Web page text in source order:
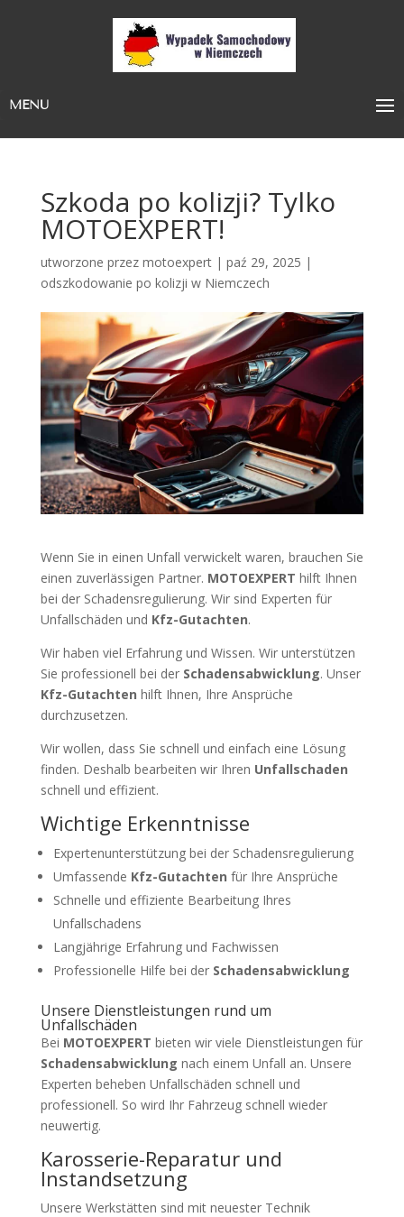
MENU
Szkoda po kolizji? Tylko
MOTOEXPERT!
utworzone przez motoexpert| paź 29, 2025 |
odszkodowanie po kolizji w Niemczech
Wenn Sie in einen Unfall verwickelt waren, brauchen Sie
einen zuverlässigen Partner. MOTOEXPERT hilft Ihnen
bei der Schadensregulierung. Wir sind Experten für
Unfallschäden und Kfz-Gutachten.
Wir haben viel Erfahrung und Wissen. Wir unterstützen
Sie professionell bei der Schadensabwicklung. Unser
Kfz-Gutachten hilft Ihnen, Ihre Ansprüche
durchzusetzen.
Wir wollen, dass Sie schnell und einfach eine Lösung
finden. Deshalb bearbeiten wir Ihren Unfallschaden
schnell und effizient.
Wichtige Erkenntnisse
Expertenunterstützung bei der Schadensregulierung
Umfassende Kfz-Gutachten für Ihre Ansprüche
Schnelle und effiziente Bearbeitung Ihres
Unfallschadens
Langjährige Erfahrung und Fachwissen
Professionelle Hilfe bei der Schadensabwicklung
Unsere Dienstleistungen rund um
Unfallschäden
Bei MOTOEXPERT bieten wir viele Dienstleistungen für
Schadensabwicklung nach einem Unfall an. Unsere
Experten beheben Unfallschäden schnell und
professionell. So wird Ihr Fahrzeug schnell wieder
neuwertig.
Karosserie-Reparatur und
Instandsetzung
Unsere Werkstätten sind mit neuester Technik